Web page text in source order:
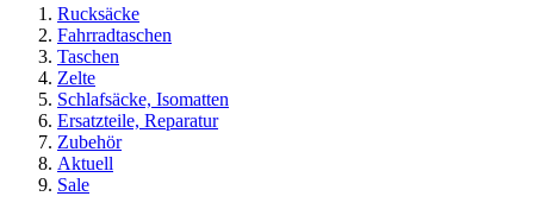
Rucksäcke
Fahrradtaschen
Taschen
Zelte
Schlafsäcke, Isomatten
Ersatzteile, Reparatur
Zubehör
Aktuell
Sale